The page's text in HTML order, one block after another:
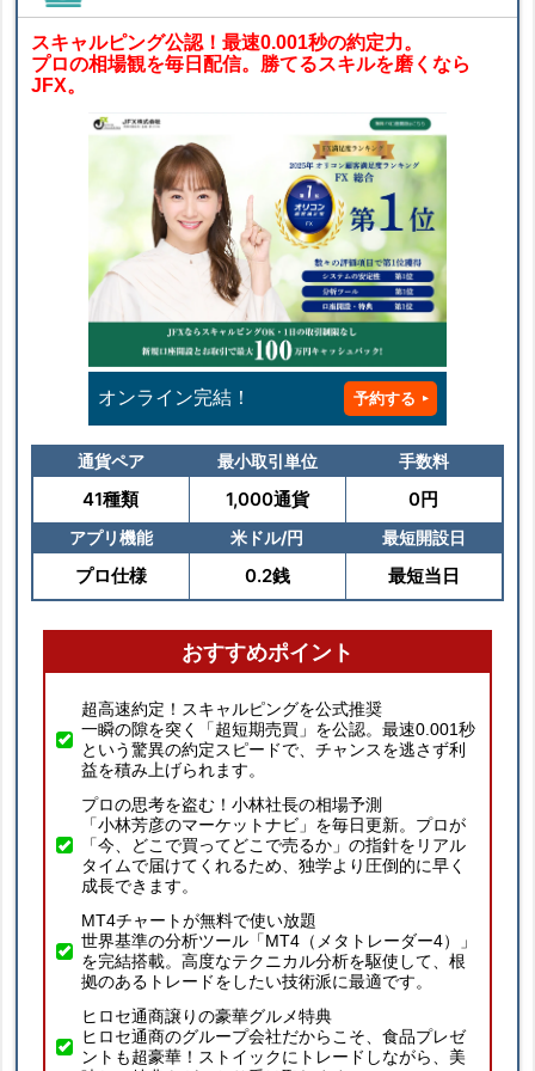
スキャルピング公認！最速0.001秒の約定力。
プロの相場観を毎日配信。勝てるスキルを磨くなら
JFX。
オンライン完結！ 予約する
通貨ペア 最小取引単位 手数料
41種類 1,000通貨 0円
アプリ機能 米ドル/円 最短開設日
プロ仕様 0.2銭 最短当日
おすすめポイント
超高速約定！スキャルピングを公式推奨
一瞬の隙を突く「超短期売買」を公認。最速0.001秒
という驚異の約定スピードで、チャンスを逃さず利
益を積み上げられます。
プロの思考を盗む！小林社長の相場予測
「小林芳彦のマーケットナビ」を毎日更新。プロが
「今、どこで買ってどこで売るか」の指針をリアル
タイムで届けてくれるため、独学より圧倒的に早く
成長できます。
MT4チャートが無料で使い放題
世界基準の分析ツール「MT4（メタトレーダー4）」
を完結搭載。高度なテクニカル分析を駆使して、根
拠のあるトレードをしたい技術派に最適です。
ヒロセ通商譲りの豪華グルメ特典
ヒロセ通商のグループ会社だからこそ、食品プレゼ
ントも超豪華！ストイックにトレードしながら、美